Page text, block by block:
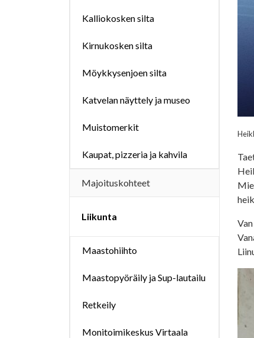
Kalliokosken silta
Kirnukosken silta
Möykkysenjoen silta
Katvelan näyttely ja museo
Muistomerkit
Kaupat, pizzeria ja kahvila
Majoituskohteet
Liikunta
Maastohiihto
Maastopyöräily ja Sup-lautailu
Retkeily
Monitoimikeskus Virtaala